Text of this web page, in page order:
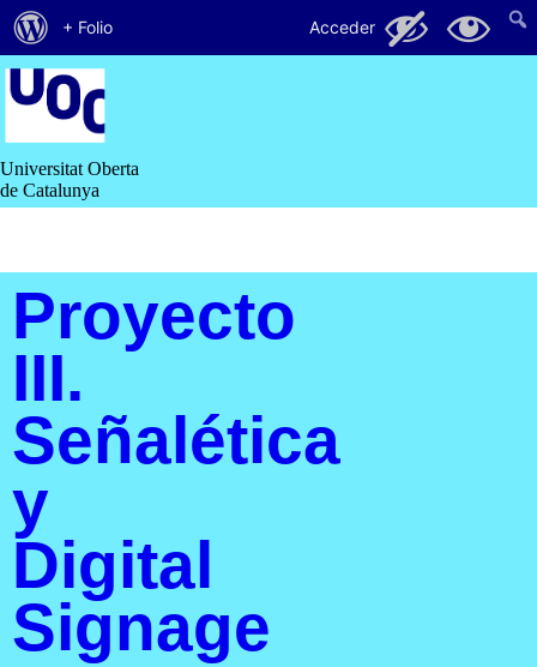
Saltar
contenido
Universitat Oberta
de Catalunya
Proyecto
III.
Señalética
y
Digital
Signage
Acerca
de
WordPress
+ Folio Acceder 65 16